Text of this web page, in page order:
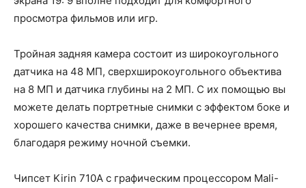
просмотра фильмов или игр.
Тройная задняя камера состоит из широкоугольного
датчика на 48 МП, сверхширокоугольного объектива
на 8 МП и датчика глубины на 2 МП. С их помощью вы
можете делать портретные снимки с эффектом боке и
хорошего качества снимки, даже в вечернее время,
благодаря режиму ночной съемки.
Чипсет Kirin 710A с графическим процессором Mali-